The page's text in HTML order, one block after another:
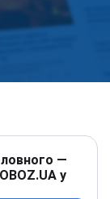
—
у